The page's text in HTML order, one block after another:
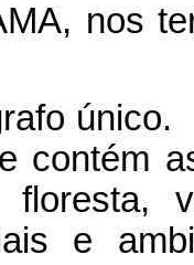
nos
contém
floresta,
e